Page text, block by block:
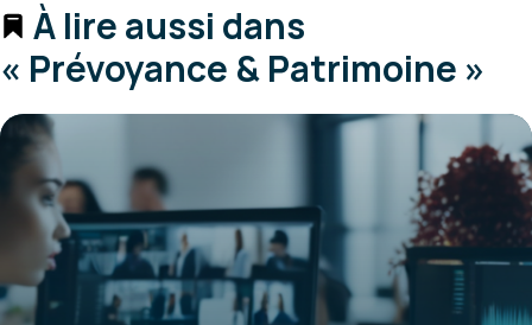
À lire aussi dans
« Prévoyance & Patrimoine »